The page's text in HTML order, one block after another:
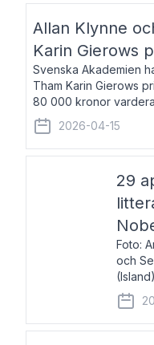
Allan Klynne
Karin Gierows
Svenska Akademien
Tham Karin Gierows
80 000 kronor
arkeolog, författare,
kultur och samhällsliv. Ut
2026-04-15
29
Foto:
och
läser
John